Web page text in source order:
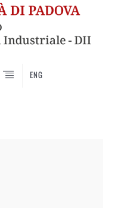
ENG